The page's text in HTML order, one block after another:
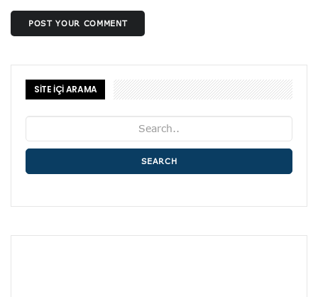
POST YOUR COMMENT
SİTE İÇİ ARAMA
SEARCH